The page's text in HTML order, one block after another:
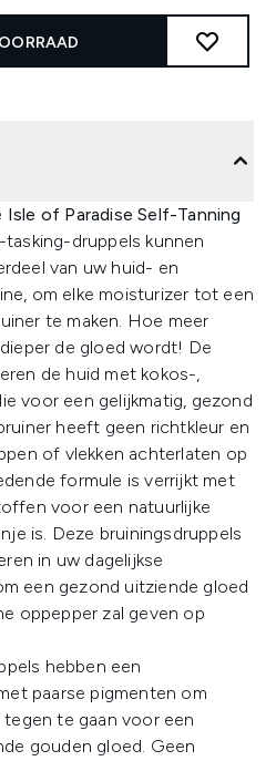
Isle of Paradise Self-Tanning
druppels kunnen
van uw huid- en
om elke moisturizer tot een
te maken. Hoe meer
de gloed wordt! De
de huid met kokos-,
voor een gelijkmatig, gezond
heeft geen richtkleur en
of vlekken achterlaten op
formule is verrijkt met
voor een natuurlijke
is. Deze bruiningsdruppels
in uw dagelijkse
een gezond uitziende gloed
oppepper zal geven op
hebben een
paarse pigmenten om
te gaan voor een
gouden gloed. Geen